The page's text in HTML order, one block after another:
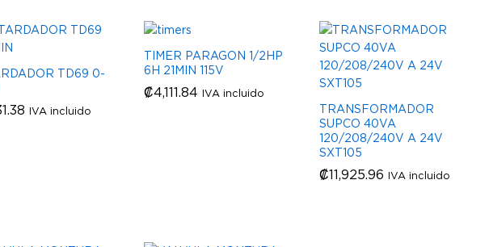
TD69 0-
IVA incluido
TIMER PARAGON 1/2HP
6H 21MIN 115V
₡4,111.84 IVA incluido
₡4,111.84
TRANSFORMADOR
SUPCO 40VA
120/208/240V A 24V
SXT105
₡11,925.96 IVA incluido
₡11,925.96